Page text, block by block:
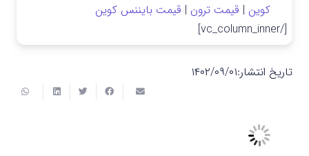
کوین | قیمت ترون | قیمت بایننس کوین
[/vc_column_inner]
تاریخ انتشار:۱۴۰۲/۰۹/۰۱